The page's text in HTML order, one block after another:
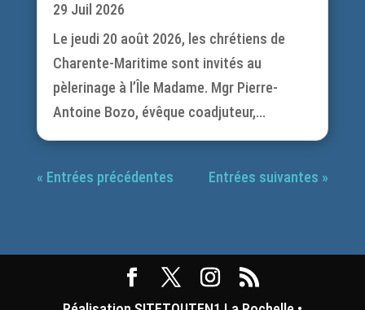
29 Juil 2026
Le jeudi 20 août 2026, les chrétiens de
Charente-Maritime sont invités au
pèlerinage à l’Île Madame. Mgr Pierre-
Antoine Bozo, évêque coadjuteur,...
« Entrées précédentes Entrées suivantes »